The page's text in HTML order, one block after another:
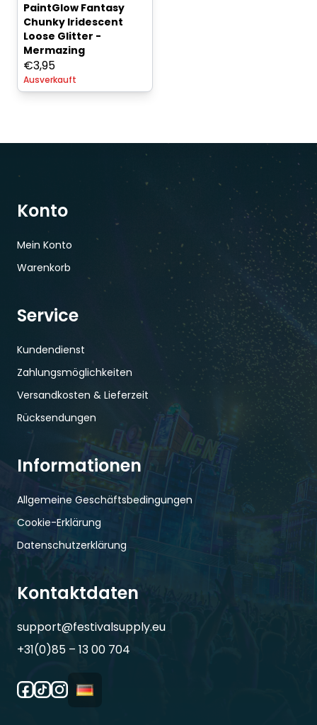
PaintGlow Fantasy
Chunky Iridescent
Loose Glitter -
Mermazing
€3,95
Ausverkauft
Konto
Mein Konto
Warenkorb
Service
Kundendienst
Zahlungsmöglichkeiten
Versandkosten & Lieferzeit
Rücksendungen
Informationen
Allgemeine Geschäftsbedingungen
Cookie-Erklärung
Datenschutzerklärung
Kontaktdaten
support@festivalsupply.eu
+31(0)85 – 13 00 704